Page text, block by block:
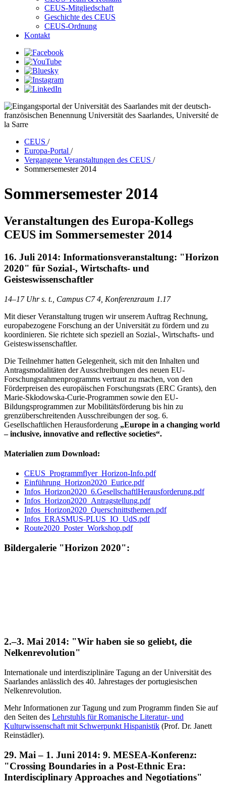
CEUS-Mitgliedschaft
Geschichte des CEUS
CEUS-Ordnung
Kontakt
CEUS /
Europa-Portal /
Vergangene Veranstaltungen des CEUS /
Sommersemester 2014
Sommersemester 2014
Veranstaltungen des Europa-Kollegs
CEUS im Sommersemester 2014
16. Juli 2014: Informationsveranstaltung: "Horizon
2020" für Sozial-, Wirtschafts- und
Geisteswissenschaftler
14–17 Uhr s. t., Campus C7 4, Konferenzraum 1.17
Mit dieser Veranstaltung trugen wir unserem Auftrag Rechnung,
europabezogene Forschung an der Universität zu fördern und zu
koordinieren. Sie richtete sich speziell an Sozial-, Wirtschafts- und
Geisteswissenschaftler.
Die Teilnehmer hatten Gelegenheit, sich mit den Inhalten und
Antragsmodalitäten der Ausschreibungen des neuen EU-
Forschungsrahmenprogramms vertraut zu machen, von den
Förderpreisen des europäischen Forschungsrats (ERC Grants), den
Marie-Skłodowska-Curie-Programmen sowie den EU-
Bildungsprogrammen zur Mobilitätsförderung bis hin zu
grenzüberschreitenden Ausschreibungen der sog. 6.
Gesellschaftlichen Herausforderung „Europe in a changing world
– inclusive, innovative and reflective societies“.
Materialien zum Download:
CEUS_Programmflyer_Horizon-Info.pdf
Einführung_Horizon2020_Eurice.pdf
Infos_Horizon2020_6.GesellschaftlHerausforderung.pdf
Infos_Horizon2020_Antragstellung.pdf
Infos_Horizon2020_Querschnittsthemen.pdf
Infos_ERASMUS-PLUS_IO_UdS.pdf
Route2020_Poster_Workshop.pdf
Bildergalerie "Horizon 2020":
2.–3. Mai 2014: "Wir haben sie so geliebt, die
Nelkenrevolution"
Internationale und interdisziplinäre Tagung an der Universität des
Saarlandes anlässlich des 40. Jahrestages der portugiesischen
Nelkenrevolution.
Mehr Informationen zur Tagung und zum Programm finden Sie auf
den Seiten des Lehrstuhls für Romanische Literatur- und
Kulturwissenschaft mit Schwerpunkt Hispanistik (Prof. Dr. Janett
Reinstädler).
29. Mai – 1. Juni 2014: 9. MESEA-Konferenz:
"Crossing Boundaries in a Post-Ethnic Era:
Interdisciplinary Approaches and Negotiations"